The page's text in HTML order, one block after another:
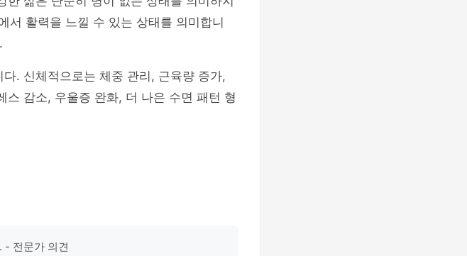
서 활력을 느낄 수 있는 상태를 의미합니
. 신체적으로는 체중 관리, 근육량 증가,
감소, 우울증 완화, 더 나은 수면 패턴 형
- 전문가 의견